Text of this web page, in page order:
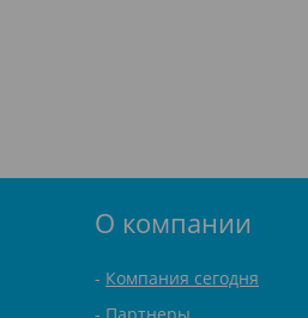
О компании
Компания сегодня